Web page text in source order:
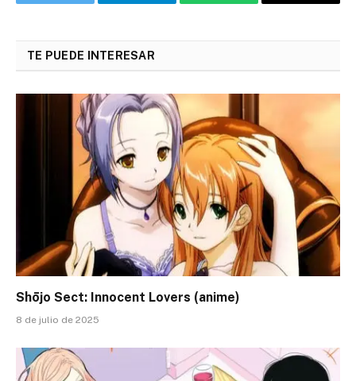
Twitter Telegram WhatsApp
Copy
TE PUEDE INTERESAR
Shōjo Sect: Innocent Lovers (anime)
8 de julio de 2025